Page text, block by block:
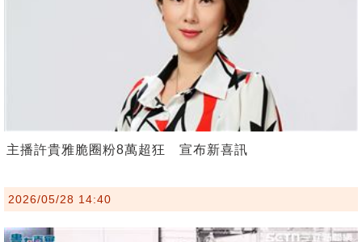
主播許貴雅脆圈粉8萬超狂 宣布新喜訊
2026/05/28 14:40